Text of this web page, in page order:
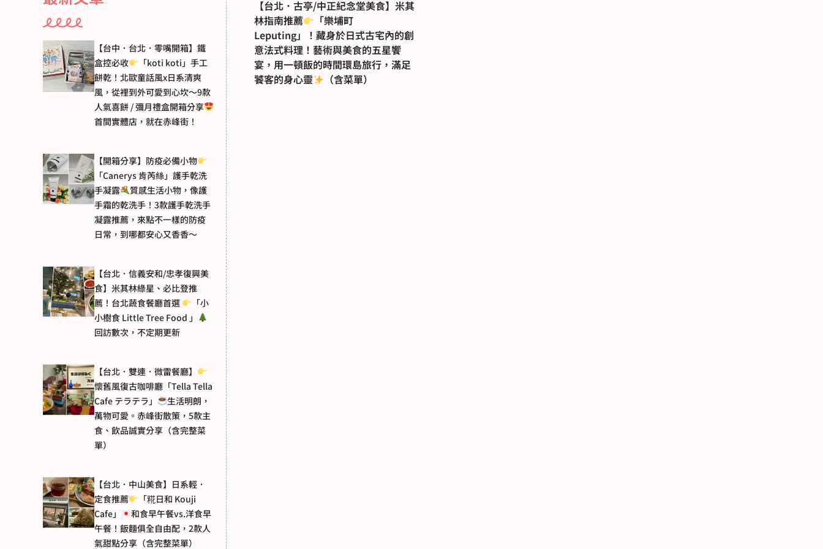
【台中．台北．零嘴開箱】鐵
盒控必收
「koti koti」手工
餅乾！北歐童話風x日系清爽
風，從裡到外可愛到心坎～9款
人氣喜餅 / 彌月禮盒開箱分享
首間實體店，就在赤峰街！
【開箱分享】防疫必備小物
「Canerys 肯芮絲」護手乾洗
手凝露
質感生活小物，像護
手霜的乾洗手！3款護手乾洗手
凝露推薦，來點不一樣的防疫
日常，到哪都安心又香香～
【台北．信義安和/忠孝復興美
食】米其林綠星、必比登推
薦！台北蔬食餐廳首選
「小
小樹食 Little Tree Food 」
回訪數次，不定期更新
【台北．雙連．微雷餐廳】
懷舊風復古咖啡廳「Tella Tella
Cafe テラテラ」
生活明朗，
萬物可愛。赤峰街散策，5款主
食、飲品誠實分享（含完整菜
單）
【台北．中山美食】日系輕．
定食推薦
「糀日和 Kouji
Cafe」
和食早午餐vs.洋食早
午餐！飯麵俱全自由配，2款人
氣甜點分享（含完整菜單）
【台北．古亭/中正紀念堂美食】米其
林指南推薦
「樂埔町
Leputing」！藏身於日式古宅內的創
意法式料理！藝術與美食的五星饗
宴，用一頓飯的時間環島旅行，滿足
饕客的身心靈
（含菜單）